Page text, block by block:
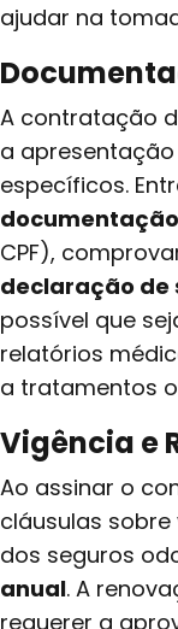
ajudar na
A contratação
a
específicos.
CPF),
declaração de
possível que
relatórios
a tratamentos
Vigência e
Ao assinar o
cláusulas
dos seguros
anual. A
requerer a